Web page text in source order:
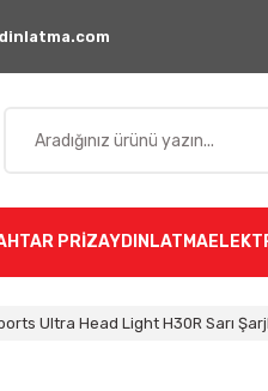
PRİZAYDINLATMA
Ultra Head Light H30R Sarı